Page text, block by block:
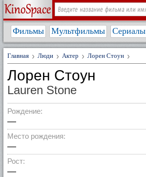
Фильмы Мультфильмы Сериалы
Главная Люди Актер Лорен Стоун
Лорен Стоун
Lauren Stone
Рождение:
—
Место рождения:
—
Рост:
—